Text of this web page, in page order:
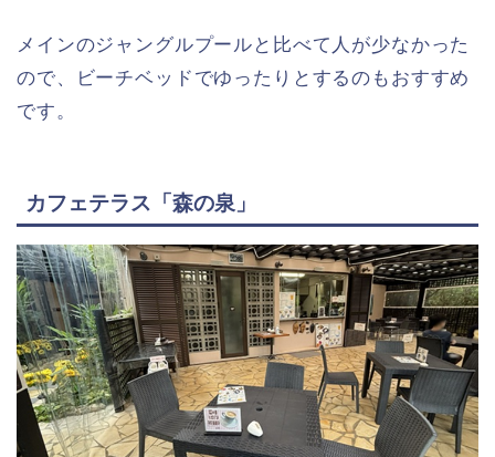
メインのジャングルプールと比べて人が少なかった
ので、ビーチベッドでゆったりとするのもおすすめ
です。
カフェテラス「森の泉」